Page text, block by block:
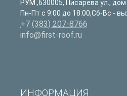
РУМ.,630005, Писарева ул.,
Пн-Пт с 9:00 до 18:00,Сб-Вс -
+7 (383) 207-8766
info@first-roof.ru
ИНФОРМАЦИЯ